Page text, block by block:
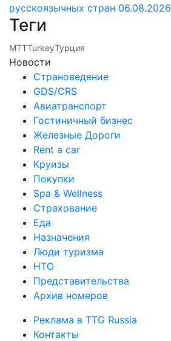
русскоязычных стран 06.08.2026
Теги
MTTTurkeyТурция
Новости
Страноведение
GDS/CRS
Авиатранспорт
Гостиничный бизнес
Железные Дороги
Rent a car
Круизы
Покупки
Spa & Wellness
Страхование
Еда
Назначения
Люди туризма
НТО
Представительства
Архив номеров
Реклама в TTG Russia
Контакты